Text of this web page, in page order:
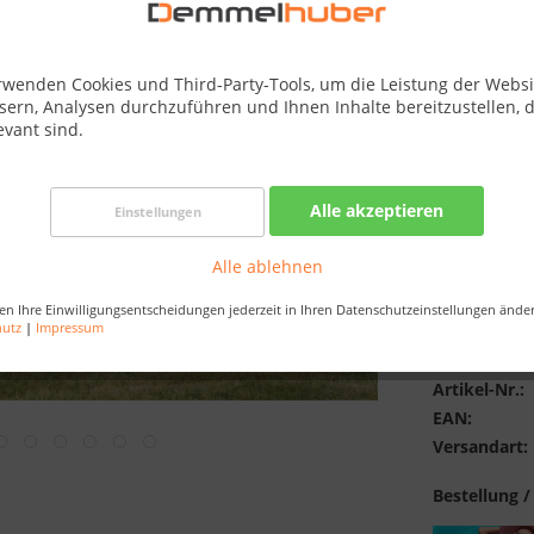
Cookies und Third-Party-Tools, um die Leistung der
Analysen durchzuführen und Ihnen Inhalte bereitzustellen,
sind.
Einstellungen Alle akzeptieren
Alle ablehnen
Ihre Einwilligungsentscheidungen jederzeit in Ihren Datenschutzeinstellungen
| Impressum
Saunaofen:
Artikel-Nr.:
EAN:
Versandart:
Bestellung